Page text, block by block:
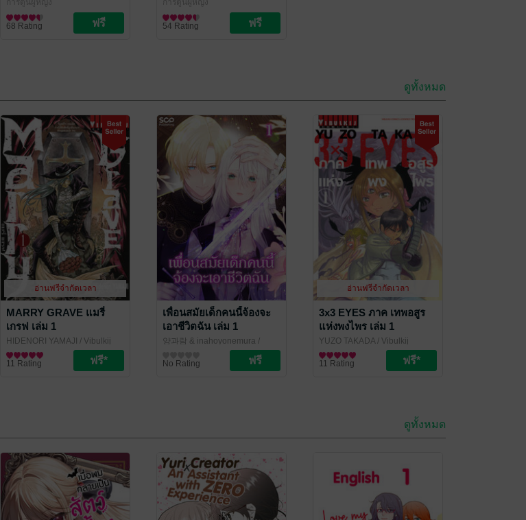
การ์ตูนผู้หญิง
68 Rating
Publishing
การ์ตูนผู้หญิง
54 Rating
ดูทั้งหมด
อ่านฟรีจำกัดเวลา
MARRY GRAVE แมรี่
เกรฟ เล่ม 1
HIDENORI YAMAJI / Vibulkij
Publishing
การ์ตูนทั่วไป
11 Rating
เพื่อนสมัยเด็กคนนี้จ้องจะ
เอาชีวิตฉัน เล่ม 1
양과람 & inahoyonemura /
สำนักพิมพ์ Siam Content
Partners
No Rating
อ่านฟรีจำกัดเวลา
3x3 EYES ภาค เทพอสูร
แห่งพงไพร เล่ม 1
YUZO TAKADA/ Vibulkij
Publishing
การ์ตูนทั่วไป
11 Rating
ดูทั้งหมด